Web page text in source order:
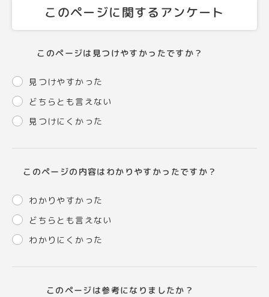
このページに関するアンケート
このページは見つけやすかったですか？
見つけやすかった
どちらとも言えない
見つけにくかった
このページの内容はわかりやすかったですか？
わかりやすかった
どちらとも言えない
わかりにくかった
このページは参考になりましたか？